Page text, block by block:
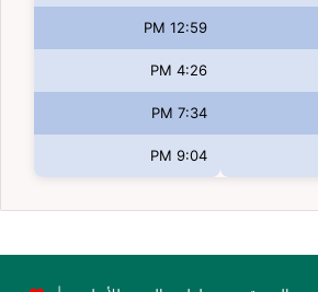
12:59 PM
4:26 PM
7:34 PM
9:04 PM